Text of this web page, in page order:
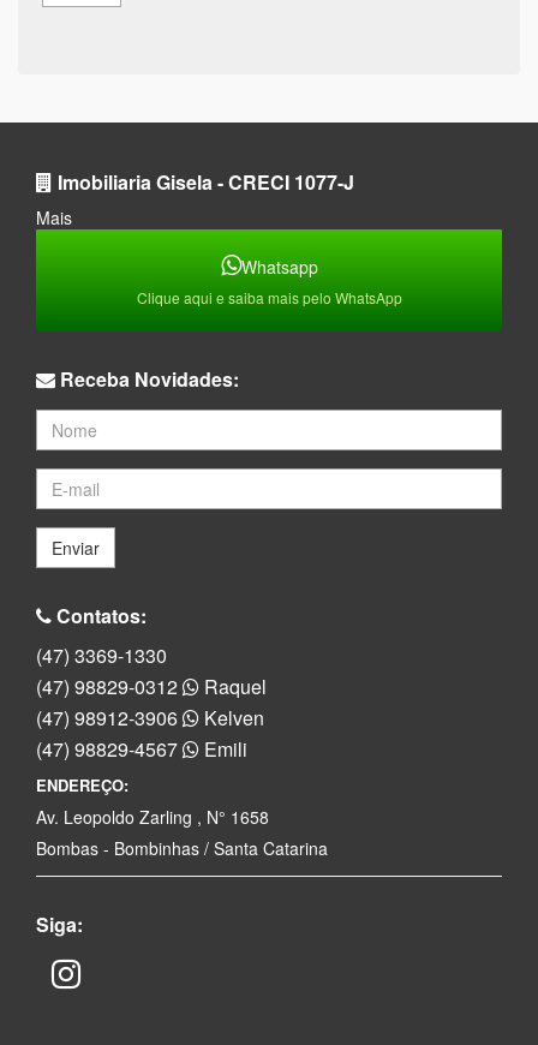
Imobiliaria Gisela - CRECI 1077-J
Mais
Whatsapp
Clique aqui e saiba mais pelo WhatsApp
Receba Novidades:
Enviar
Contatos:
(47) 3369-1330
(47) 98829-0312
Raquel
(47) 98912-3906
Kelven
(47) 98829-4567
Emili
ENDEREÇO:
Av. Leopoldo Zarling , N° 1658
Bombas - Bombinhas / Santa Catarina
Siga: